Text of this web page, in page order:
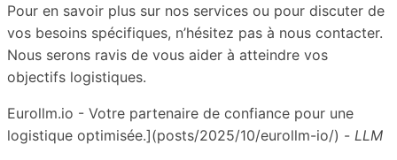
Pour en savoir plus sur nos services ou pour discuter de
vos besoins spécifiques, n’hésitez pas à nous contacter.
Nous serons ravis de vous aider à atteindre vos
objectifs logistiques.
Eurollm.io - Votre partenaire de confiance pour une
logistique optimisée.](posts/2025/10/eurollm-io/) - LLM